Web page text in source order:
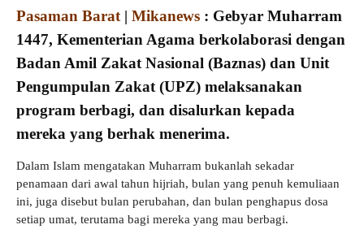
Pasaman Barat | Mikanews : Gebyar Muharram
1447, Kementerian Agama berkolaborasi dengan
Badan Amil Zakat Nasional (Baznas) dan Unit
Pengumpulan Zakat (UPZ) melaksanakan
program berbagi, dan disalurkan kepada
mereka yang berhak menerima.
Dalam Islam mengatakan Muharram bukanlah sekadar
penamaan dari awal tahun hijriah, bulan yang penuh kemuliaan
ini, juga disebut bulan perubahan, dan bulan penghapus dosa
setiap umat, terutama bagi mereka yang mau berbagi.